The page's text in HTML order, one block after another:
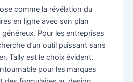
comme la révélation du
en ligne avec son plan
Pour les entreprises
d’un outil puissant sans
Tally est le choix évident.
pour les marques